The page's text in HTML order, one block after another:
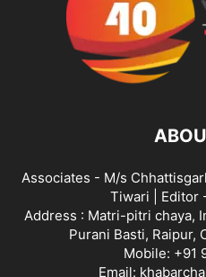
Associates - M/s
Tiwari | Editor
Address : Matri-pitri chaya,
Purani Basti, Raipur,
Mobile: +91
Email: